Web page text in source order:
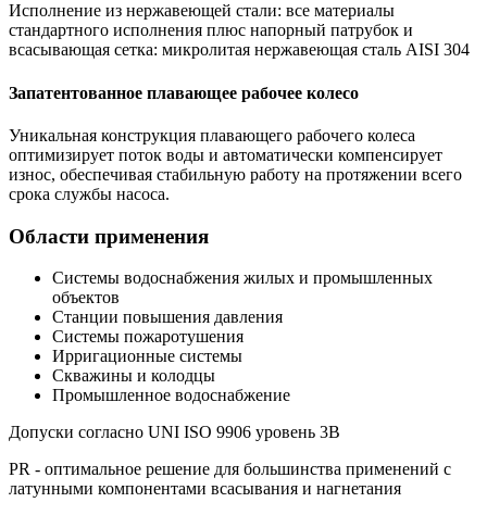
Исполнение из нержавеющей стали: все материалы
стандартного исполнения плюс напорный патрубок и
всасывающая сетка: микролитая нержавеющая сталь AISI 304
Запатентованное плавающее рабочее колесо
Уникальная конструкция плавающего рабочего колеса
оптимизирует поток воды и автоматически компенсирует
износ, обеспечивая стабильную работу на протяжении всего
срока службы насоса.
Области применения
Системы водоснабжения жилых и промышленных
объектов
Станции повышения давления
Системы пожаротушения
Ирригационные системы
Скважины и колодцы
Промышленное водоснабжение
Допуски согласно UNI ISO 9906 уровень 3B
PR - оптимальное решение для большинства применений с
латунными компонентами всасывания и нагнетания